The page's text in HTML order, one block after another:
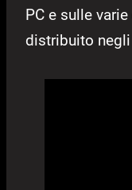
PC e sulle
distribuito